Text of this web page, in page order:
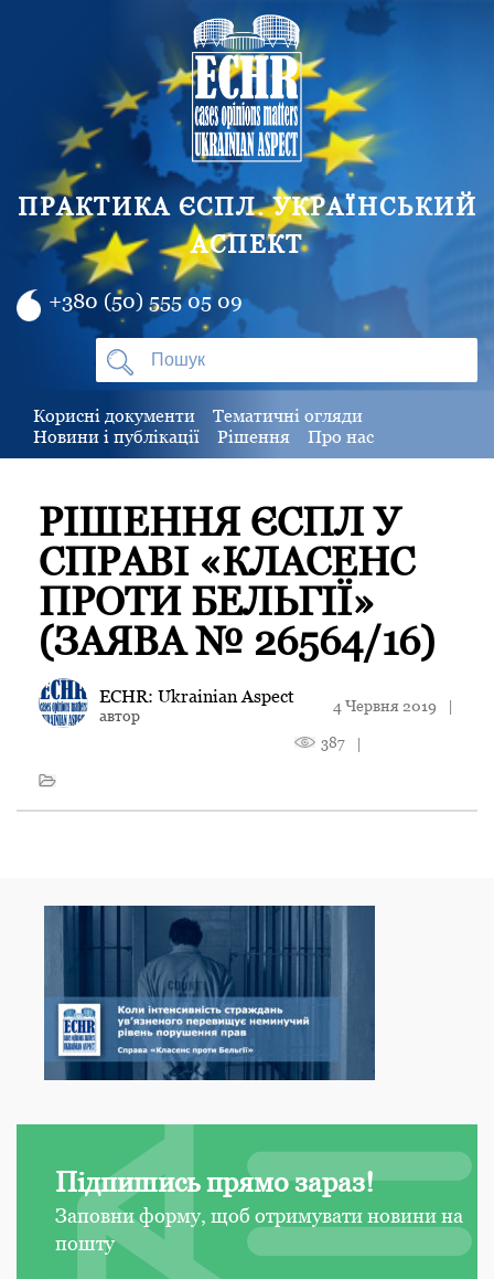
ПРАКТИКА ЄСПЛ. УКРАЇНСЬКИЙ
АСПЕКТ
+380 (50) 555 05 09
Корисні документи
Тематичні огляди
Новини і публікації
Рішення Про нас
РІШЕННЯ ЄСПЛ У
СПРАВІ «КЛАСЕНС
ПРОТИ БЕЛЬГІЇ»
(ЗАЯВА № 26564/16)
ECHR: Ukrainian Aspect
автор
4 Червня 2019 |
387 |
Підпишись прямо зараз!
Заповни форму, щоб отримувати новини на
пошту